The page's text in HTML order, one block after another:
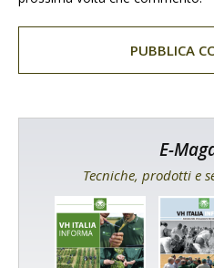
E-
Tecniche, prodotti e